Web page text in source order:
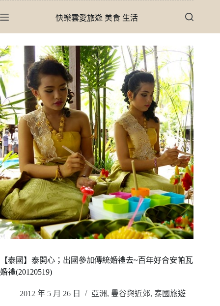
至
內
容
快樂雲愛旅遊 美食 生活
【泰國】泰開心；出國參加傳統婚禮去~百年好合安帕瓦
婚禮(20120519)
2012 年 5 月 26 日 亞洲, 曼谷與近郊, 泰國旅遊